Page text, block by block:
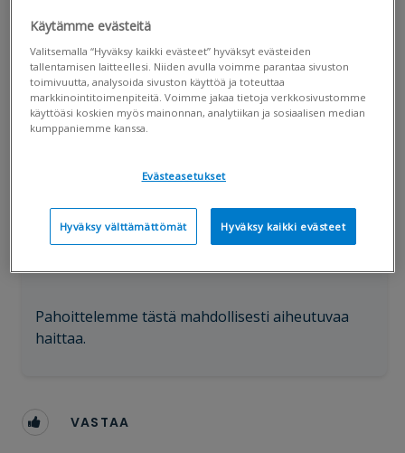
huoltotoimenpiteitä
21.11. kello 23.00-
22.11. kello 06.00
20.11.2020 3:36 pm
OP suorittaa huoltotöitä la 21.11. klo 23.00 - su
22.11. klo 06.00 välisenä aikana. Huoltotöiden
Pahoittelemme tästä mahdollisesti aiheutuvaa
haittaa.
VASTAA
Käytämme evästeitä
Valitsemalla “Hyväksy kaikki evästeet” hyväksyt evästeiden
tallentamisen laitteellesi. Niiden avulla voimme parantaa sivuston
toimivuutta, analysoida sivuston käyttöä ja toteuttaa
markkinointitoimenpiteitä. Voimme jakaa tietoja verkkosivustomme
käyttöäsi koskien myös mainonnan, analytiikan ja sosiaalisen median
kumppaniemme kanssa.
Evästeasetukset
Hyväksy välttämättömät Hyväksy kaikki evästeet